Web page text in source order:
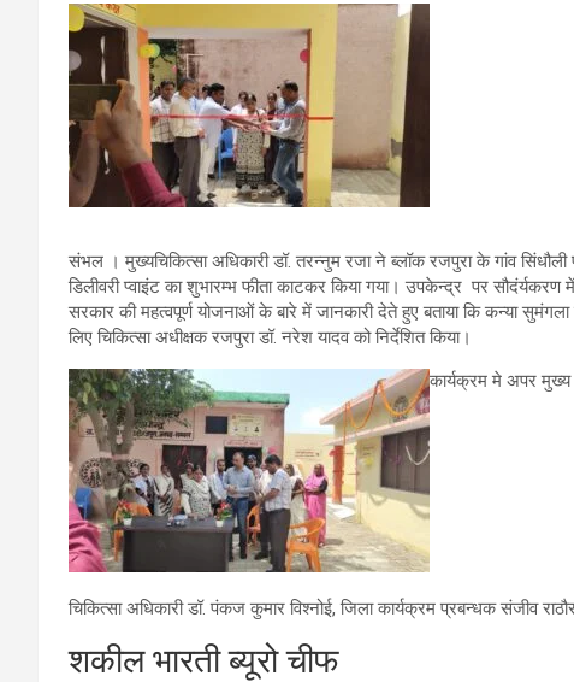
संभल । मुख्यचिकित्सा अधिकारी डॉ. तरन्नुम रजा ने ब्लॉक रजपुरा के गांव
डिलीवरी प्वाइंट का शुभारम्भ फीता काटकर किया गया। उपकेन्द्र पर सौदंर्यकरण
सरकार की महत्वपूर्ण योजनाओं के बारे में जानकारी देते हुए बताया कि कन्या
लिए चिकित्सा अधीक्षक रजपुरा डॉ. नरेश यादव को निर्देशित किया।
कार्यक्रम मे अपर मुख्य
चिकित्सा अधिकारी डॉ. पंकज कुमार विश्नोई, जिला कार्यक्रम प्रबन्धक संजीव
शकील भारती ब्यूरो चीफ